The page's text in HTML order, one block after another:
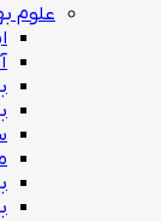
علوم